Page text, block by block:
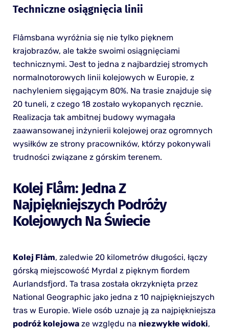
Techniczne osiągnięcia linii
Flåmsbana wyróżnia się nie tylko pięknem
krajobrazów, ale także swoimi osiągnięciami
technicznymi. Jest to jedna z najbardziej stromych
normalnotorowych linii kolejowych w Europie, z
nachyleniem sięgającym 80%. Na trasie znajduje się
20 tuneli, z czego 18 zostało wykopanych ręcznie.
Realizacja tak ambitnej budowy wymagała
zaawansowanej inżynierii kolejowej oraz ogromnych
wysiłków ze strony pracowników, którzy pokonywali
trudności związane z górskim terenem.
Kolej Flåm: Jedna Z
Najpiękniejszych Podróży
Kolejowych Na Świecie
Kolej Flåm, zaledwie 20 kilometrów długości, łączy
górską miejscowość Myrdal z pięknym fiordem
Aurlandsfjord. Ta trasa została okrzyknięta przez
National Geographic jako jedna z 10 najpiękniejszych
tras w Europie. Wiele osób uznaje ją za najpiękniejsza
podróż kolejowaze względu na niezwykłe widoki,